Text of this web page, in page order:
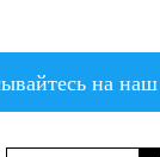
на